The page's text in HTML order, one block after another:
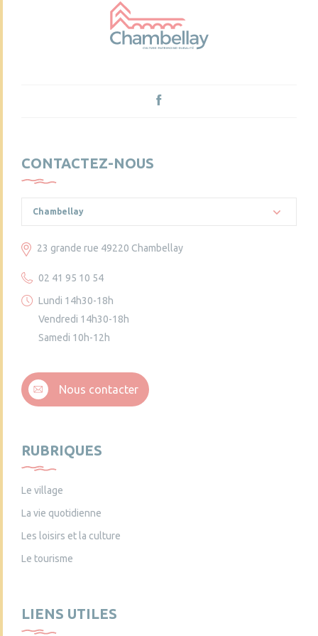
CONTACTEZ-NOUS
Chambellay
23 grande rue 49220 Chambellay
02 41 95 10 54
Lundi 14h30-18h
Vendredi 14h30-18h
Samedi 10h-12h
Nous contacter
RUBRIQUES
Le village
La vie quotidienne
Les loisirs et la culture
Le tourisme
LIENS UTILES